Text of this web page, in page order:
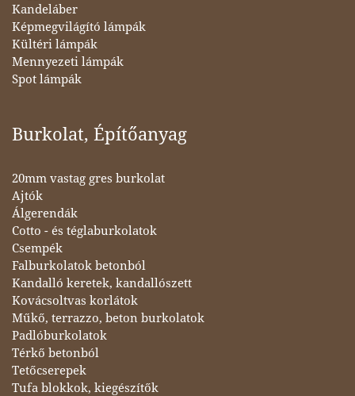
Kandeláber
Képmegvilágító lámpák
Kültéri lámpák
Mennyezeti lámpák
Spot lámpák
Burkolat, Építőanyag
20mm vastag gres burkolat
Ajtók
Álgerendák
Cotto - és téglaburkolatok
Csempék
Falburkolatok betonból
Kandalló keretek, kandallószett
Kovácsoltvas korlátok
Műkő, terrazzo, beton burkolatok
Padlóburkolatok
Térkő betonból
Tetőcserepek
Tufa blokkok, kiegészítők